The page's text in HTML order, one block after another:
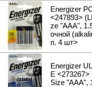
Фонари и
Мультитулы и
Инструменты и
Energizer
<247893>
ze "AAA",
очной
п. 4 шт>
Energizer
E <273267>
Size "AAA",